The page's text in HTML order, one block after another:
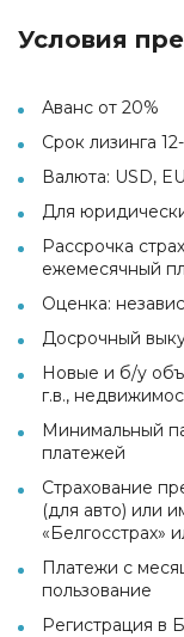
Условия
Аванс от 20%
Срок лизинга
Валюта: USD,
Для
Рассрочка
ежемесячный
Оценка:
Досрочный
Новые и б/у
г.в.,
Минимальный
платежей
Страхование
(для авто) или
«Белгосстрах»
Платежи с
пользование
Регистрация в